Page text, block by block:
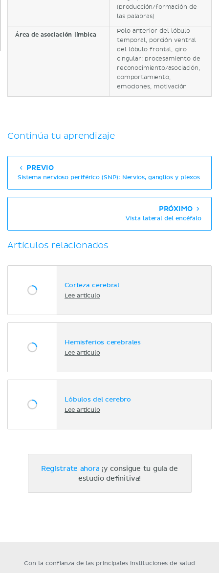
(producción/formación de
las palabras)
Área de asociación límbica
Polo anterior del lóbulo
temporal, porción ventral
del lóbulo frontal, giro
cingular: procesamiento de
reconocimiento/asociación,
comportamiento,
emociones, motivación
Continúa tu aprendizaje
PREVIO
Sistema nervioso periférico (SNP): Nervios, ganglios y plexos
PRÓXIMO
Vista lateral del encéfalo
Artículos relacionados
Corteza cerebral
Lee artículo
Hemisferios cerebrales
Lee artículo
Lóbulos del cerebro
Lee artículo
Regístrate ahora ¡y consigue tu guía de
estudio definitiva!
Con la confianza de las principales instituciones de salud